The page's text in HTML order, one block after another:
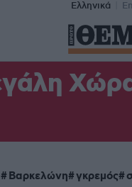
Ελληνικά
Βαρκελώνη γκρεμός